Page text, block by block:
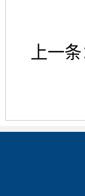
上一条